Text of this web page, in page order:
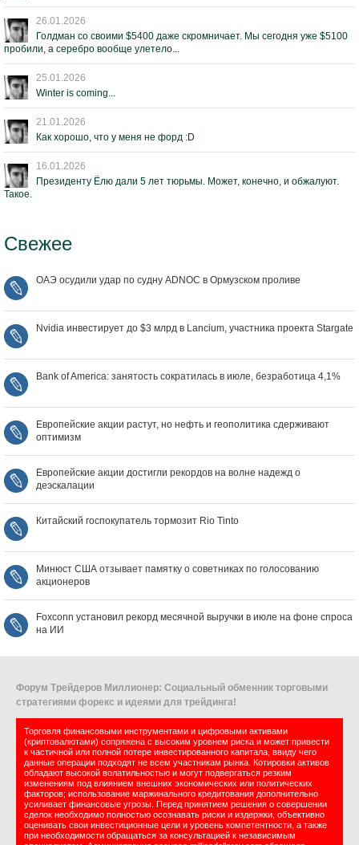
26.01.2026
Голдман со своими $5400 даже скромничает. Мы сегодня уже $5100
пробили, а серебро вообще улетело...
25.01.2026
Winter is coming...
21.01.2026
Как хорошо, что у меня не форд :D
16.01.2026
Президенту Ёлю дали 5 лет тюрьмы. Может, конечно, и обжалуют.
Такое.
Свежее
ОАЭ осудили удар по судну ADNOC в Ормузском проливе
Nvidia инвестирует до $3 млрд в Lancium, участника проекта Stargate
Bank of America: занятость сократилась в июле, безработица 4,1%
Европейские акции растут, но нефть и геополитика сдерживают
оптимизм
Европейские акции достигли рекордов на волне надежд о
деэскалации
Китайский госпокупатель тормозит Rio Tinto
Минюст США отзывает памятку о советниках по голосованию
акционеров
Foxconn установил рекорд месячной выручки в июле на фоне спроса
на ИИ
Форум Трейдеров Миллионер: Социальный обменник торговыми
стратегиями форекс и идеями для трейдинга!
Торговля финансовыми инструментами и цифровыми активами
(криптовалютами) сопряжена с высоким уровнем риска и может привести
к частичной или полной потере инвестированного капитала, ввиду чего
данные операции подходят не всем участникам рынка. Котировки активов
обладают высокой волатильностью и могут подвергаться резким
изменениям под влиянием внешних экономических или политических
факторов; использование маржинального кредитования дополнительно
усиливает финансовые угрозы. Перед принятием решения о совершении
сделок необходимо полностью осознавать риски и издержки, объективно
оценивать свои инвестиционные цели и уровень компетентности, а также
при необходимости обращаться за консультацией к независимым